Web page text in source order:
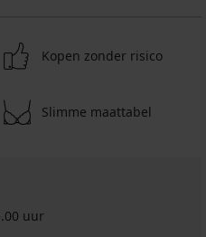
Kopen zonder risico
Slimme maattabel
uur